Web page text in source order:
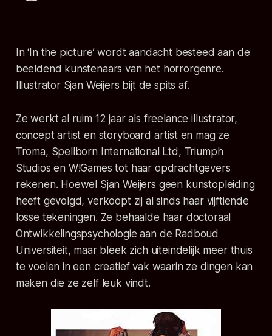
In ‘In the picture’ wordt aandacht besteed aan de
beeldend kunstenaars van het horrorgenre.
Illustrator Sjan Weijers bijt de spits af.
Ze werkt al ruim 12 jaar als freelance illustrator,
concept artist en storyboard artist en mag ze
Troma, Spellborn International Ltd, Triumph
Studios en W!Games tot haar opdrachtgevers
rekenen. Hoewel Sjan Weijers geen kunstopleiding
heeft gevolgd, verkoopt zij al sinds haar vijftiende
losse tekeningen. Ze behaalde haar doctoraal
Ontwikkelingspsychologie aan de Radboud
Universiteit, maar bleek zich uiteindelijk meer thuis
te voelen in een creatief vak waarin ze dingen kan
maken die ze zelf leuk vindt.